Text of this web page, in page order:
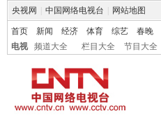
央视网 中国网络电视台 网站地图
首页 新闻 经济 体育 综艺 春晚
电视
频道大全 栏目大全 节目大全